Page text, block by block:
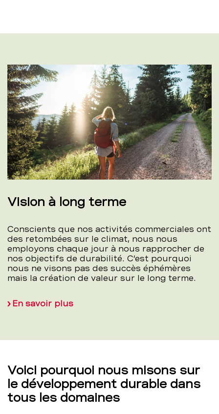
Vision à long terme
Conscients que nos activités commerciales ont
des retombées sur le climat, nous nous
employons chaque jour à nous rapprocher de
nos objectifs de durabilité. C’est pourquoi
nous ne visons pas des succès éphémères
mais la création de valeur sur le long terme.
En savoir plus
Voici pourquoi nous misons sur
le développement durable dans
tous les domaines